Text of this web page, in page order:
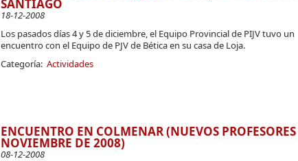
SANTIAGO
18-12-2008
Los pasados días 4 y 5 de diciembre, el Equipo Provincial de PIJV tuvo un
encuentro con el Equipo de PJV de Bética en su casa de Loja.
Categoría: Actividades
ENCUENTRO EN COLMENAR (NUEVOS PROFESORES
NOVIEMBRE DE 2008)
08-12-2008